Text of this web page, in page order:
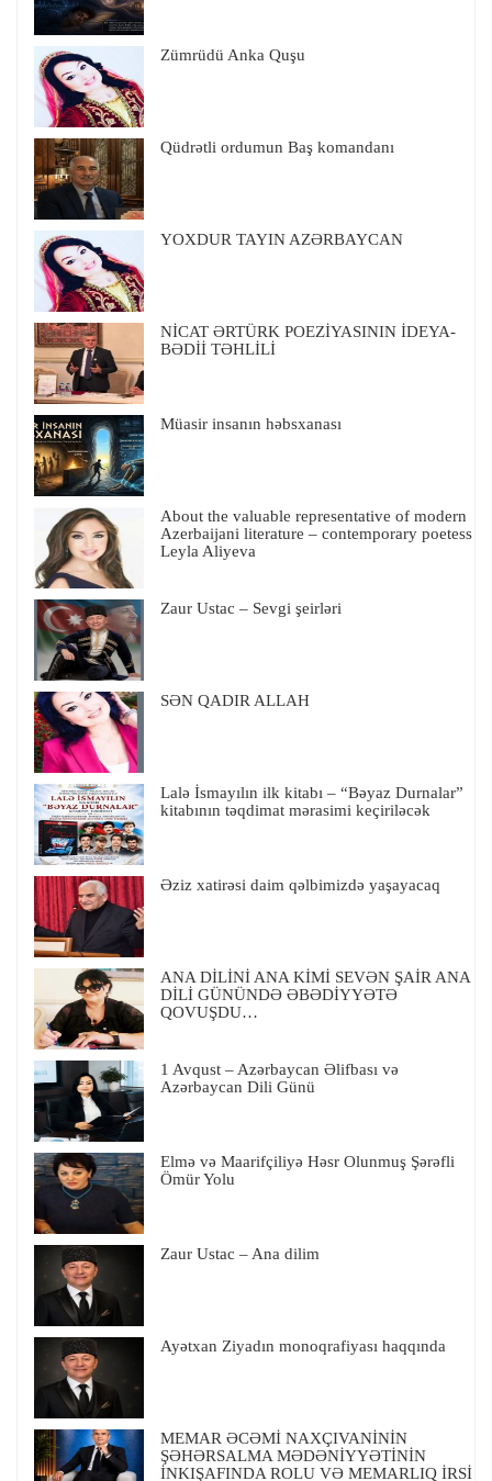
Zümrüdü Anka Quşu
Qüdrətli ordumun Baş komandanı
YOXDUR TAYIN AZƏRBAYCAN
NİCAT ƏRTÜRK POEZİYASININ İDEYA-
BƏDİİ TƏHLİLİ
Müasir insanın həbsxanası
About the valuable representative of modern
Azerbaijani literature – contemporary poetess
Leyla Aliyeva
Zaur Ustac – Sevgi şeirləri
SƏN QADIR ALLAH
Lalə İsmayılın ilk kitabı – “Bəyaz Durnalar”
kitabının təqdimat mərasimi keçiriləcək
Əziz xatirəsi daim qəlbimizdə yaşayacaq
ANA DİLİNİ ANA KİMİ SEVƏN ŞAİR ANA
DİLİ GÜNÜNDƏ ƏBƏDİYYƏTƏ
QOVUŞDU…
1 Avqust – Azərbaycan Əlifbası və
Azərbaycan Dili Günü
Elmə və Maarifçiliyə Həsr Olunmuş Şərəfli
Ömür Yolu
Zaur Ustac – Ana dilim
Ayətxan Ziyadın monoqrafiyası haqqında
MEMAR ƏCƏMİ NAXÇIVANİNİN
ŞƏHƏRSALMA MƏDƏNİYYƏTİNİN
İNKIŞAFINDA ROLU VƏ MEMARLIQ İRSİ